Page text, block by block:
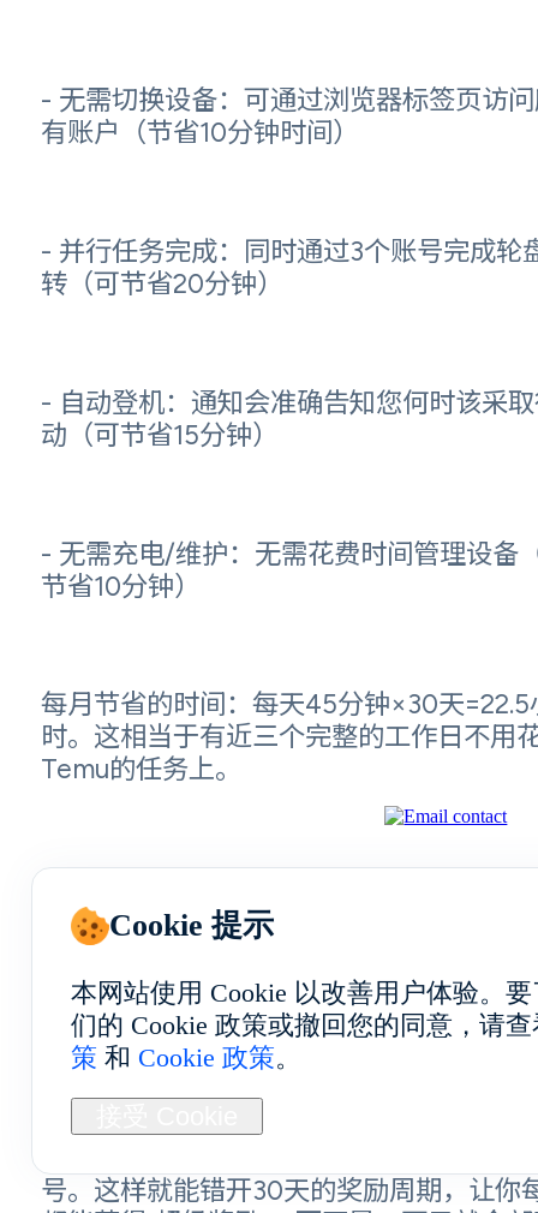
- 无需切换设备：可通过浏览器标签页访
有账户（节省10分钟时间）
- 并行任务完成：同时通过3个账号完成轮
转（可节省20分钟）
- 自动登机：通知会准确告知您何时该采
动（可节省15分钟）
- 无需充电/维护：无需花费时间管理设备
节省10分钟）
每月节省的时间：每天45分钟×30天=22.5
时。这相当于有近三个完整的工作日不用
Temu的任务上。
分阶段账户创建：
不要在同一天创建所有Temu账号。使用
号。这样就能错开30天的奖励周期，让你
Cookie 提示
本网站使用 Cookie 以改善用户体验。
们的 Cookie 政策或撤回您的同意，请
策 和 Cookie 政策。